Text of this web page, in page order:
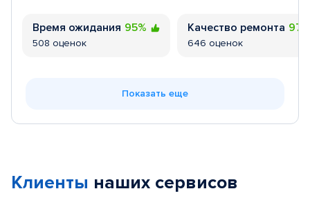
Время ожидания 95%
508 оценок
Качество ремонта
646 оценок
Показать еще
Клиенты наших сервисов